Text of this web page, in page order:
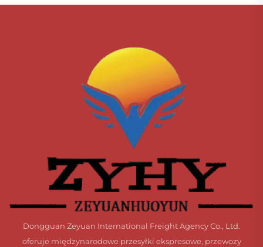
Dongguan Zeyuan International Freight Agency Co., Ltd.
oferuje międzynarodowe przesyłki ekspresowe, przewozy